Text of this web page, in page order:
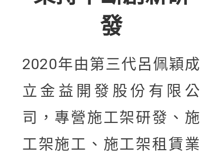
發
2020年由第三代呂佩穎成
立金益開發股份有限公
司，專營施工架研發、施
工架施工、施工架租賃業